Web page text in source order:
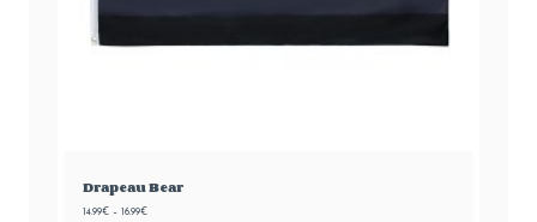
Drapeau Bear
14.99€– 16.99€